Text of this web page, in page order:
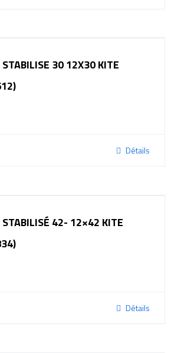
30 12X30 KITE
Détails
STABILISÉ 42- 12×42 KITE
Détails